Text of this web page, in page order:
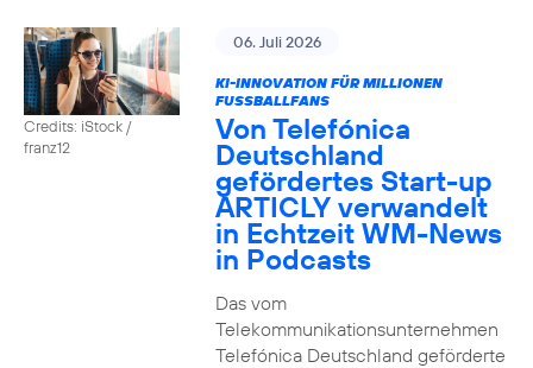
Credits: iStock /
franz12
06. Juli 2026
KI-INNOVATION FÜR MILLIONEN
FUSSBALLFANS
Von Telefónica
Deutschland
gefördertes Start-up
ARTICLY verwandelt
in Echtzeit WM-News
in Podcasts
Das vom
Telekommunikationsunternehmen
Telefónica Deutschland geförderte